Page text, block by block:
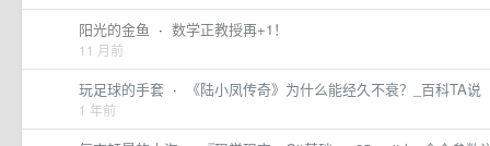
阳光的金鱼 · 数学正教授再+1！
11 月前
玩足球的手套 · 《陆小凤传奇》为什么能经久不衰？_百科TA说
1 年前